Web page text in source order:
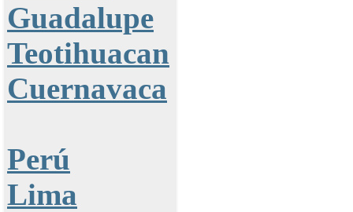
Guadalupe
Teotihuacan
Cuernavaca
Perú
Lima